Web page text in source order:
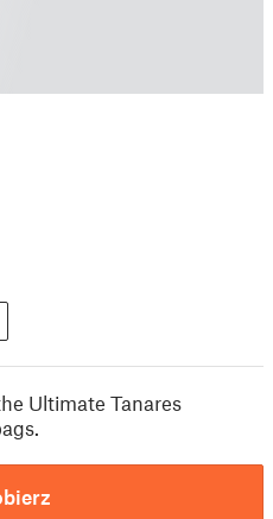
Ultimate Tanares